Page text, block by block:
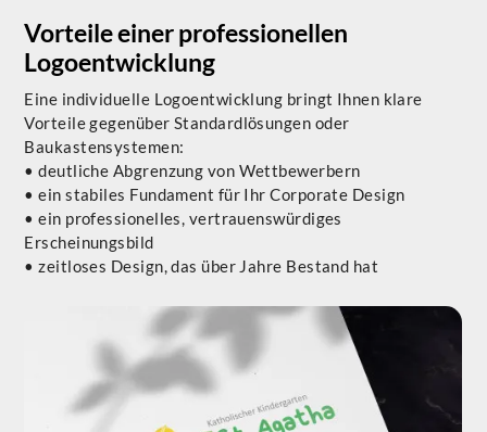
Vorteile einer professionellen
Logoentwicklung
Eine individuelle Logoentwicklung bringt Ihnen klare
Vorteile gegenüber Standardlösungen oder
Baukastensystemen:
• deutliche Abgrenzung von Wettbewerbern
• ein stabiles Fundament für Ihr Corporate Design
• ein professionelles, vertrauenswürdiges
Erscheinungsbild
• zeitloses Design, das über Jahre Bestand hat